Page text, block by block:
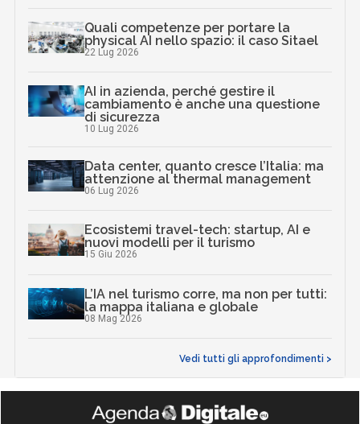
Quali competenze per portare la
physical AI nello spazio: il caso Sitael
22 Lug 2026
AI in azienda, perché gestire il
cambiamento è anche una questione
di sicurezza
10 Lug 2026
Data center, quanto cresce l’Italia: ma
attenzione al thermal management
06 Lug 2026
Ecosistemi travel-tech: startup, AI e
nuovi modelli per il turismo
15 Giu 2026
L’IA nel turismo corre, ma non per tutti:
la mappa italiana e globale
08 Mag 2026
Vedi tutti gli approfondimenti >